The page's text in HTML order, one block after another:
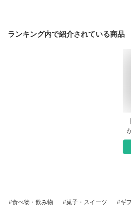
ランキング内で紹介されている商品
食べ物・飲み物 菓子・スイーツ ギ